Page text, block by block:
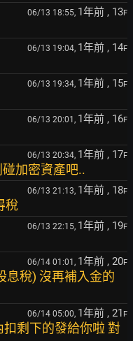
06/13 18:55, 1年前 , 13F
06/13 19:04, 1年前 , 14F
06/13 19:34, 1年前 , 15F
06/13 20:01, 1年前 , 16F
06/13 20:34, 1年前 , 17F
加密資產吧..
06/13 21:13, 1年前 , 18F
稅
06/13 22:15, 1年前 , 19F
06/14 01:01, 1年前 , 20F
息稅) 沒再補入金的
06/14 05:00, 1年前 , 21 F
扣剩下的發給你啦 對